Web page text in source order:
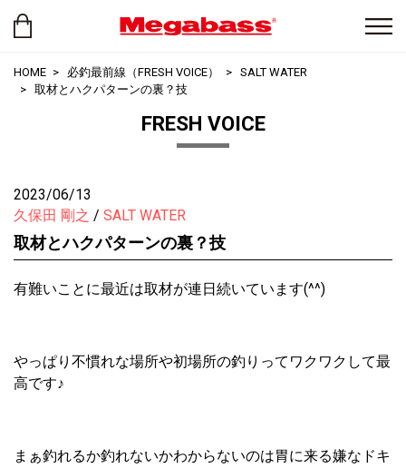
HOME 必釣最前線（FRESH VOICE）
SALT WATER
取材とハクパターンの裏？技
FRESH VOICE
2023/06/13
久保田 剛之
SALT WATER
取材とハクパターンの裏？技
有難いことに最近は取材が連日続いています(^^)
やっぱり不慣れな場所や初場所の釣りってワクワクして最
高です♪
まぁ釣れるか釣れないかわからないのは胃に来る嫌なドキ